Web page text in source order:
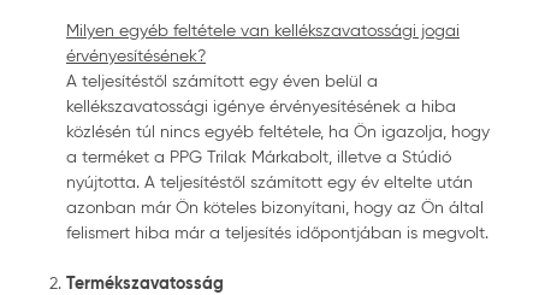
Milyen egyéb feltétele van kellékszavatossági jogai
érvényesítésének?
A teljesítéstől számított egy éven belül a
kellékszavatossági igénye érvényesítésének a hiba
közlésén túl nincs egyéb feltétele, ha Ön igazolja, hogy
a terméket a PPG Trilak Márkabolt, illetve a Stúdió
nyújtotta. A teljesítéstől számított egy év eltelte után
azonban már Ön köteles bizonyítani, hogy az Ön által
felismert hiba már a teljesítés időpontjában is megvolt.
Termékszavatosság